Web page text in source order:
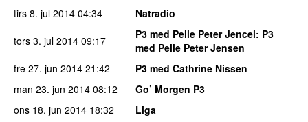
tirs 8. jul 2014 04:34
Natradio
tors 3. jul 2014 09:17 P3 med Pelle Peter Jencel: P3
med Pelle Peter Jensen
fre 27. jun 2014 21:42
P3 med Cathrine Nissen
man 23. jun 2014 08:12
Go’ Morgen P3
ons 18. jun 2014 18:32
Liga